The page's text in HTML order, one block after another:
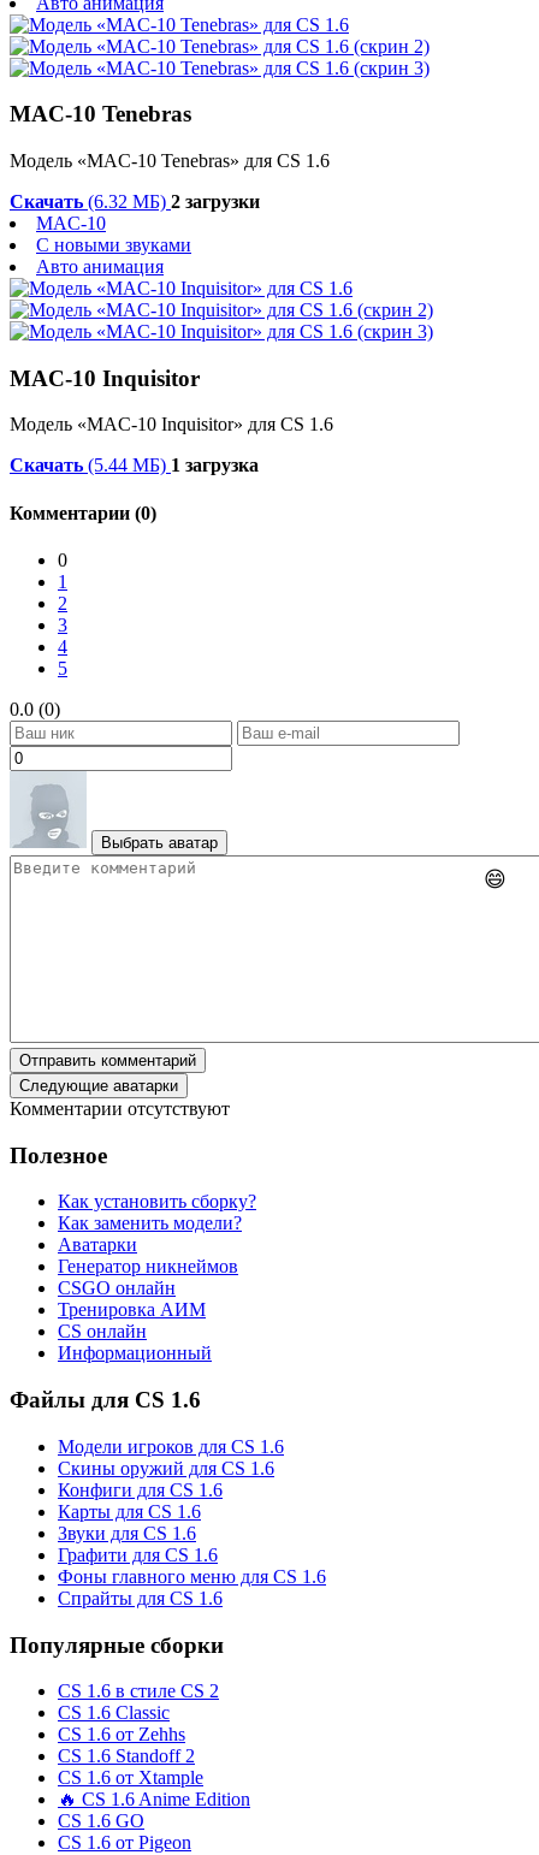
MAC-10 Tenebras
Модель «MAC-10 Tenebras» для CS 1.6
Скачать (6.32 МБ) 2 загрузки
MAC-10
С новыми звуками
Авто анимация
MAC-10 Inquisitor
Модель «MAC-10 Inquisitor» для CS 1.6
Скачать (5.44 МБ) 1 загрузка
Комментарии (0)
0
1
2
3
4
5
0.0 (0)
Выбрать аватар
😄
Отправить комментарий
Следующие аватарки
Комментарии отсутствуют
Полезное
Как установить сборку?
Как заменить модели?
Аватарки
Генератор никнеймов
CSGO онлайн
Тренировка АИМ
CS онлайн
Информационный
Файлы для CS 1.6
Модели игроков для CS 1.6
Скины оружий для CS 1.6
Конфиги для CS 1.6
Карты для CS 1.6
Звуки для CS 1.6
Графити для CS 1.6
Фоны главного меню для CS 1.6
Спрайты для CS 1.6
Популярные сборки
CS 1.6 в стиле CS 2
CS 1.6 Classic
CS 1.6 от Zehhs
CS 1.6 Standoff 2
CS 1.6 от Xtample
🔥 CS 1.6 Anime Edition
CS 1.6 GO
CS 1.6 от Pigeon